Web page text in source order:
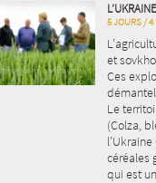
5 JOURS / 4
et
Ces
Le
(Colza,
céréales
qui est